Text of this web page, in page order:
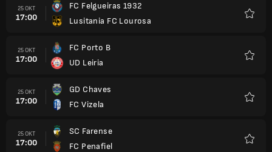
25 OKT
17:00
FC Felgueiras 1932
Lusitania FC Lourosa
25 OKT
17:00
FC Porto B
UD Leiria
25 OKT
17:00
GD Chaves
FC Vizela
25 OKT
17:00
SC Farense
FC Penafiel